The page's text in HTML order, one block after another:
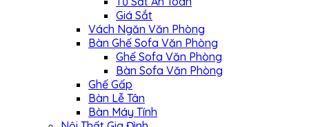
Giá Sắt
Vách Ngăn Văn Phòng
Bàn Ghế Sofa Văn Phòng
Ghế Sofa Văn Phòng
Bàn Sofa Văn Phòng
Ghế Gấp
Bàn Lễ Tân
Bàn Máy Tính